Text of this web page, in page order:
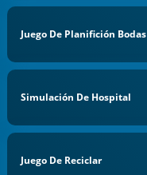
Juego De Planifición Bodas
Simulación De Hospital
Juego De Reciclar